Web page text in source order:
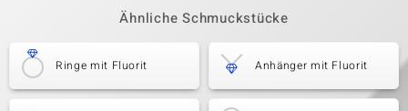
Ähnliche Schmuckstücke
Ringe mit Fluorit Anhänger mit Fluorit